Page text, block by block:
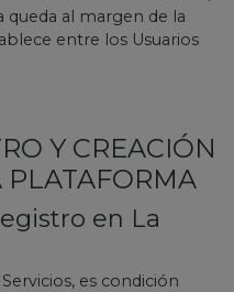
al margen de la
entre los Usuarios
Y CREACIÓN
PLATAFORMA
en La
es condición